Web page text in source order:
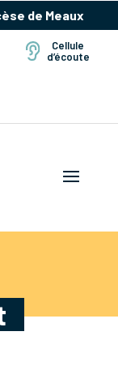
de Meaux
Cellule
d’écoute